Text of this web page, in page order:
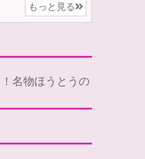
もっと見る
名物ほうとうの